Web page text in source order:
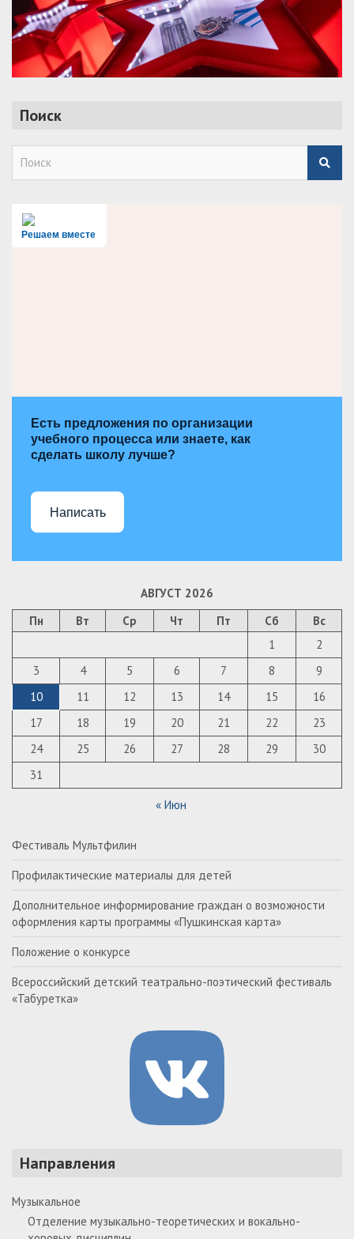
Поиск
Решаем вместе
Есть предложения по организации
учебного процесса или знаете, как
сделать школу лучше?
Написать
АВГУСТ 2026
Пн
Вт Ср Чт Пт Сб
Вс
1
2
3
4 5 6 7 8
9
10
11 12 13 14 15
16
17
18 19 20 21 22
23
24
25 26 27 28 29
30
31
« Июн
Фестиваль Мультфилин
Профилактические материалы для детей
Дополнительное информирование граждан о возможности
оформления карты программы «Пушкинская карта»
Положение о конкурсе
Всероссийский детский театрально-поэтический фестиваль
«Табуретка»
Направления
Музыкальное
Отделение музыкально-теоретических и вокально-